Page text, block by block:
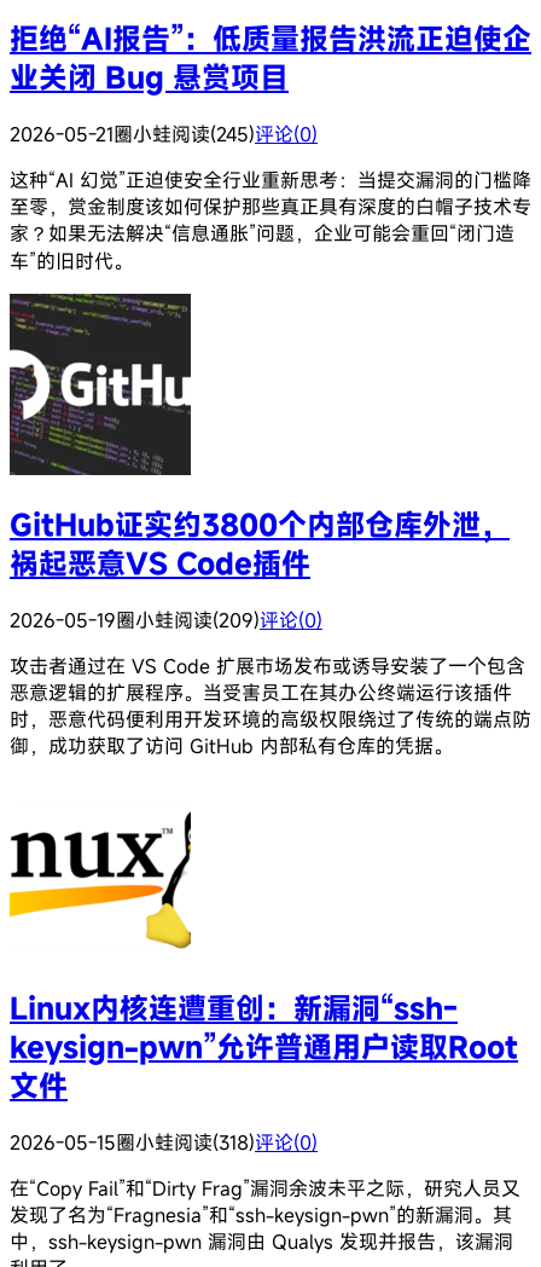
拒绝“AI报告”：低质量报告洪流正迫使企
业关闭 Bug 悬赏项目
2026-05-21圈小蛙阅读(245)评论(0)
这种“AI 幻觉”正迫使安全行业重新思考：当提交漏洞的门槛降
至零，赏金制度该如何保护那些真正具有深度的白帽子技术专
家？如果无法解决“信息通胀”问题，企业可能会重回“闭门造
车”的旧时代。
GitHub证实约3800个内部仓库外泄，
祸起恶意VS Code插件
2026-05-19圈小蛙阅读(209)评论(0)
攻击者通过在 VS Code 扩展市场发布或诱导安装了一个包含
恶意逻辑的扩展程序。当受害员工在其办公终端运行该插件
时，恶意代码便利用开发环境的高级权限绕过了传统的端点防
御，成功获取了访问 GitHub 内部私有仓库的凭据。
Linux内核连遭重创：新漏洞“ssh-
keysign-pwn”允许普通用户读取Root
文件
2026-05-15圈小蛙阅读(318)评论(0)
在“Copy Fail”和“Dirty Frag”漏洞余波未平之际，研究人员又
发现了名为“Fragnesia”和“ssh-keysign-pwn”的新漏洞。其
中，ssh-keysign-pwn 漏洞由 Qualys 发现并报告，该漏洞